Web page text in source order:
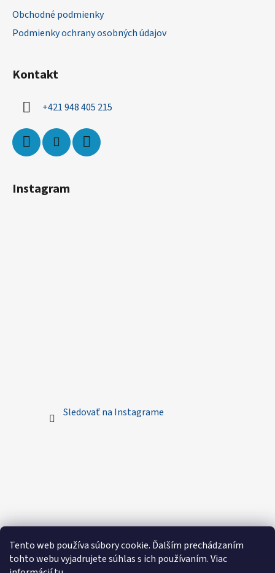
Tento web používa súbory cookie. Ďalším prechádzaním
tohto webu vyjadrujete súhlas s ich používaním. Viac
Obchodné podmienky
Podmienky ochrany osobných údajov
Kontakt
+421 948 405 215
Instagram
Sledovať na Instagrame